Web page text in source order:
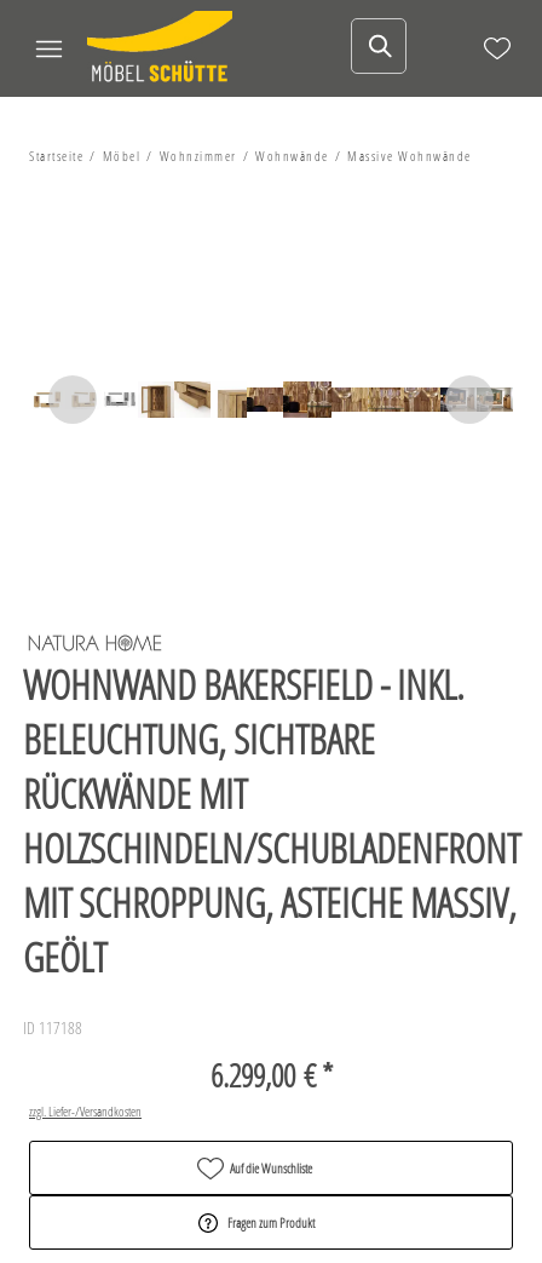
Startseite Möbel Wohnzimmer Wohnwände Massive Wohnwände
WOHNWAND BAKERSFIELD - INKL.
BELEUCHTUNG, SICHTBARE
RÜCKWÄNDE MIT
HOLZSCHINDELN/SCHUBLADENFRONT
MIT SCHROPPUNG, ASTEICHE MASSIV,
GEÖLT
ID 117188
6.299,00 € *
zzgl. Liefer-/Versandkosten
Auf die Wunschliste
Fragen zum Produkt